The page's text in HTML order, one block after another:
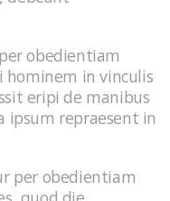
obedientiam
in vinculis
eripi de manibus
ipsum repraesent in
per obedientiam